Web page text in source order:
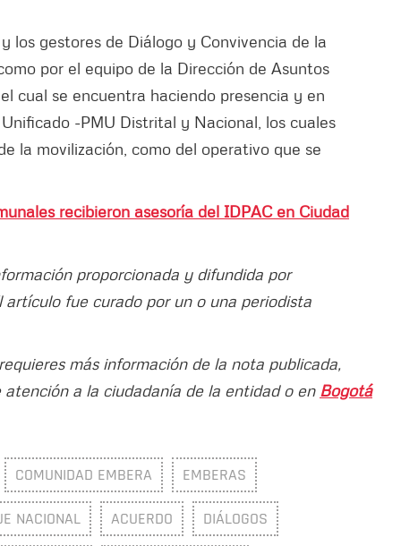
los gestores de Diálogo y Convivencia de la
por el equipo de la Dirección de Asuntos
cual se encuentra haciendo presencia y en
-PMU Distrital y Nacional, los cuales
la movilización, como del operativo que se
recibieron asesoría del IDPAC en Ciudad
proporcionada y difundida por
artículo fue curado por un o una periodista
más información de la nota publicada,
a la ciudadanía de la entidad o en Bogotá
COMUNIDAD EMBERA EMBERAS
NACIONAL ACUERDO DIÁLOGOS